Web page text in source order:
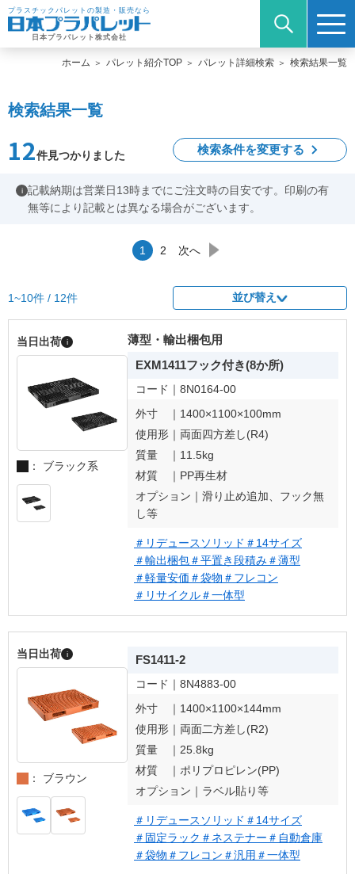
プラスチックパレットの製造・販売なら
日本プラパレット株式会社
ホーム パレット紹介TOP パレット詳細検索 検索結果一覧
検索結果一覧
12件見つかりました 検索条件を変更する
i 記載納期は営業日13時までにご注文時の目安です。印刷の有
無等により記載とは異なる場合がございます。
1 2 次へ
1~10件 / 12件 並び替え
当日出荷 i
： ブラック系
薄型・輸出梱包用
EXM1411フック付き(8か所)
コード｜ 8N0164-00
外寸 ｜ 1400×1100×100mm
使用形｜ 両面四方差し(R4)
質量 ｜ 11.5kg
材質 ｜ PP再生材
オプション｜ 滑り止め追加、フック無
し等
＃リデュースソリッド ＃14サイズ
＃輸出梱包＃平置き段積み＃薄型
＃軽量安価 ＃袋物 ＃フレコン
＃リサイクル＃一体型
当日出荷 i
： ブラウン
FS1411-2
コード｜ 8N4883-00
外寸 ｜ 1400×1100×144mm
使用形｜ 両面二方差し(R2)
質量 ｜ 25.8kg
材質 ｜ ポリプロピレン(PP)
オプション｜ ラベル貼り等
＃リデュースソリッド ＃14サイズ
＃固定ラック ＃ネステナー ＃自動倉庫
＃袋物 ＃フレコン ＃汎用 ＃一体型